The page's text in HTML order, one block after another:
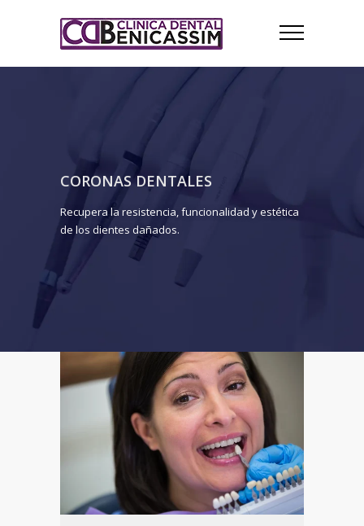
CORONAS DENTALES
Recupera la resistencia, funcionalidad y estética
de los dientes dañados.